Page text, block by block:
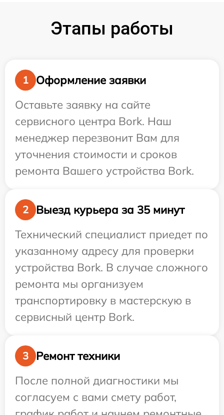
Этапы работы
1
Оформление заявки
Оставьте заявку на сайте
сервисного центра Bork. Наш
менеджер перезвонит Вам для
уточнения стоимости и сроков
ремонта Вашего устройства Bork.
2
Выезд курьера за 35 минут
Технический специалист приедет по
указанному адресу для проверки
устройства Bork. В случае сложного
ремонта мы организуем
транспортировку в мастерскую в
сервисный центр Bork.
3
Ремонт техники
После полной диагностики мы
согласуем с вами смету работ,